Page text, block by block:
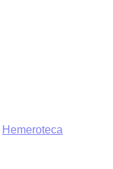
Hemeroteca